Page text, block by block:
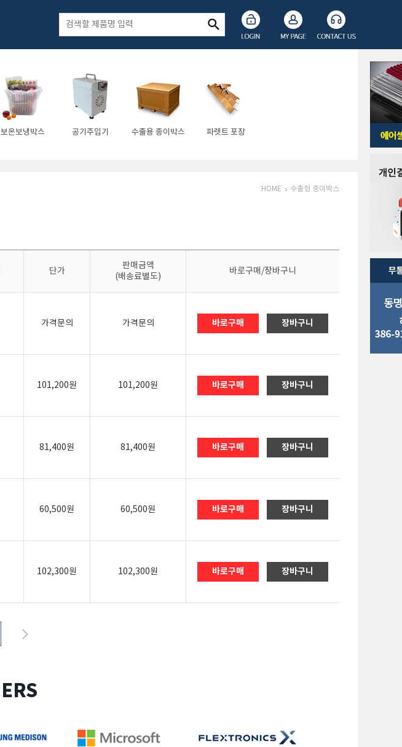
보온보냉박스 공기주입기 수출용 종이박스 파렛트 포장
HOME 수출형 종이박스
단가
판매금액
(배송료별도)
바로구매/장바구니
가격문의 가격문의 바로구매 장바구니
101,200원 101,200원 바로구매 장바구니
81,400원 81,400원 바로구매 장바구니
60,500원 60,500원 바로구매 장바구니
102,300원 102,300원 바로구매 장바구니